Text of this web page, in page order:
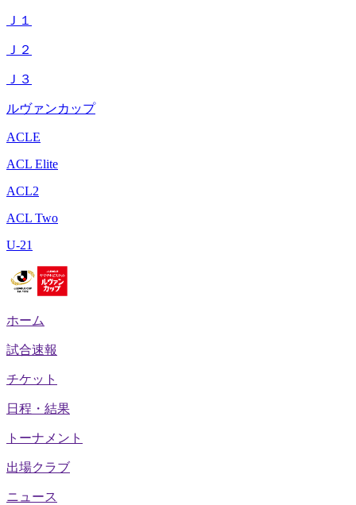
Ｊ１
Ｊ２
Ｊ３
ルヴァンカップ
ACLE
ACL Elite
ACL2
ACL Two
U-21
ホーム
試合速報
チケット
日程・結果
トーナメント
出場クラブ
ニュース